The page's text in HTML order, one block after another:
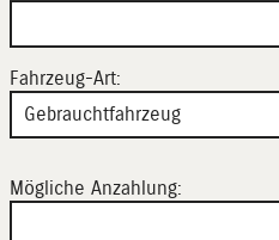
Fahrzeug-Art:
Mögliche Anzahlung: